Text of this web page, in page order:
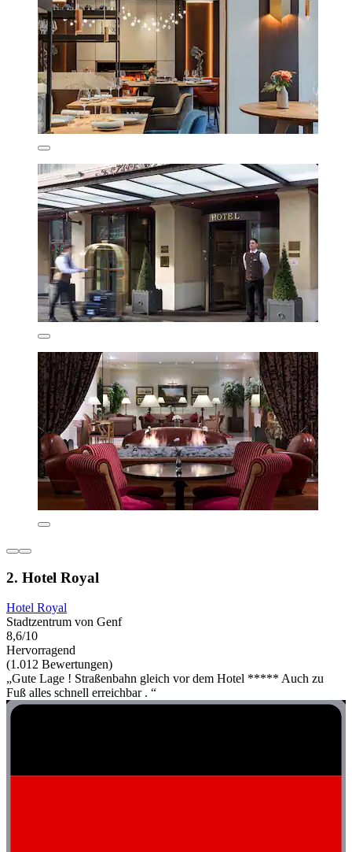
2. Hotel Royal
Hotel Royal
Stadtzentrum von Genf
8,6/10
Hervorragend
(1.012 Bewertungen)
„Gute Lage ! Straßenbahn gleich vor dem Hotel ***** Auch zu
Fuß alles schnell erreichbar . “